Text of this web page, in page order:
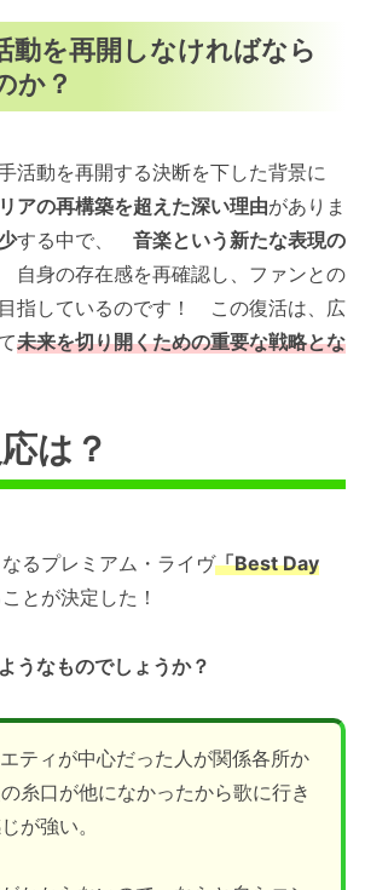
動を再開しなければなら
か？
活動を再開する決断を下した背景に
アの再構築を超えた深い理由がありま
する中で、 音楽という新たな表現の
身の存在感を再確認し、ファンとの
指しているのです！ この復活は、広
未来を切り開くための重要な戦略とな
は？
るプレミアム・ライヴ「Best Day
ことが決定した！
うなものでしょうか？
ティが中心だった人が関係各所か
糸口が他になかったから歌に行き
が強い。